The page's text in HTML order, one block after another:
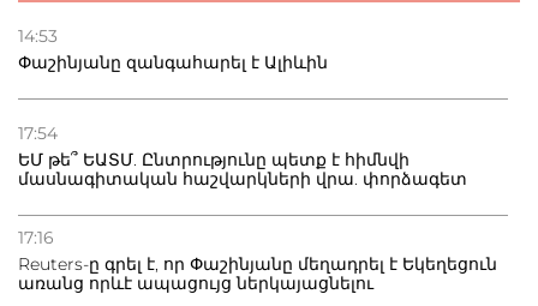
14:53
Փաշինյանը զանգահարել է Ալիևին
17:54
ԵՄ թե՞ ԵԱՏՄ. Ընտրությունը պետք է հիմնվի
մասնագիտական հաշվարկների վրա. փորձագետ
17:16
Reuters-ը գրել է, որ Փաշինյանը մեղադրել է Եկեղեցուն
առանց որևէ ապացույց ներկայացնելու